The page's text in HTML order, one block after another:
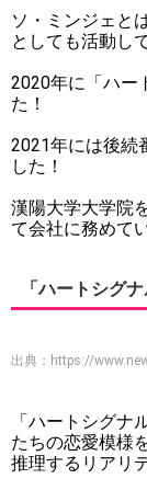
ソ・ミンジェと
としても活動し
2020年に「ハー
た！
2021年には後続
した！
漢陽大学大学院
て会社に務めて
「ハートシグ
出典： https://
「ハートシグ
たちの恋愛模様
推理するリアリ